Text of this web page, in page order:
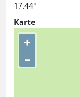
17.44°
Karte
+
–